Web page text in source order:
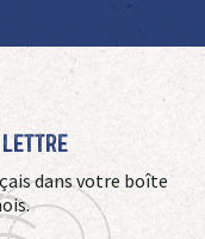
Lettre
dans votre boîte